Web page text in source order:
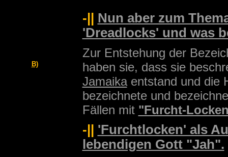
B)
-||
Nun aber zum
'Dreadlocks' und was
Zur Entstehung der
haben sie, dass sie
Jamaikaentstand und die
bezeichnete und
Fällen mit "Furcht-
-||
'Furchtlocken' als
lebendigen Gott "Jah".